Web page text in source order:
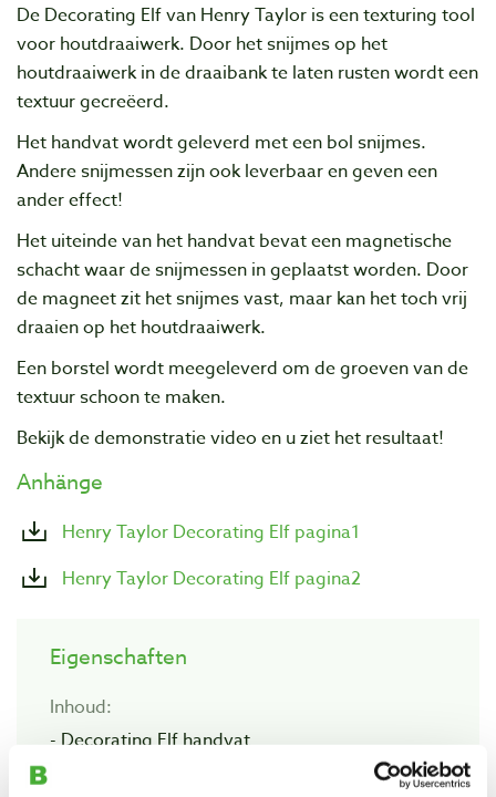
De Decorating Elf van Henry Taylor is een texturing tool
voor houtdraaiwerk. Door het snijmes op het
houtdraaiwerk in de draaibank te laten rusten wordt een
textuur gecreëerd.
Het handvat wordt geleverd met een bol snijmes.
Andere snijmessen zijn ook leverbaar en geven een
ander effect!
Het uiteinde van het handvat bevat een magnetische
schacht waar de snijmessen in geplaatst worden. Door
de magneet zit het snijmes vast, maar kan het toch vrij
draaien op het houtdraaiwerk.
Een borstel wordt meegeleverd om de groeven van de
textuur schoon te maken.
Bekijk de demonstratie video en u ziet het resultaat!
Anhänge
Henry Taylor Decorating Elf pagina1
Henry Taylor Decorating Elf pagina2
Eigenschaften
Inhoud:
- Decorating Elf handvat